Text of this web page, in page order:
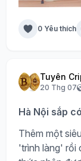
0 Yêu thích
Tuyên
20 Thg 07
Hà Nội sắp
Thêm một
'trình làng' rồi